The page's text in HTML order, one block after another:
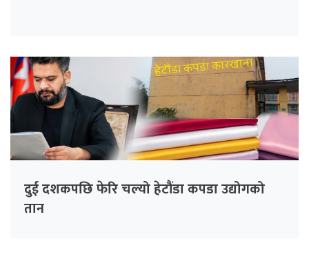
दुई दशकपछि फेरि चल्यो हेटौंडा कपडा उद्योगको
तान